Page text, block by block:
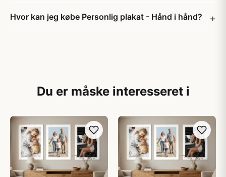
Hvor kan jeg købe Personlig plakat - Hånd i hånd?
Du er måske interesseret i